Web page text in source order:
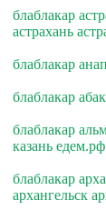
блаблакар
астрахань
блаблакар
блаблакар
блаблакар
казань
блаблакар
архангельск